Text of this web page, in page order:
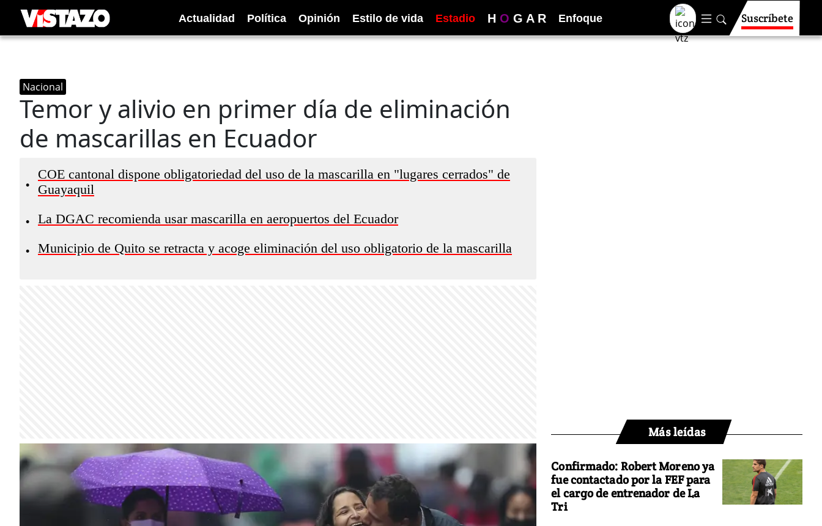
Actualidad Política Opinión Estilo de vida Estadio H O G A R Enfoque Suscríbete
Nacional
Temor y alivio en primer día de eliminación
de mascarillas en Ecuador
•
COE cantonal dispone obligatoriedad del uso de la mascarilla en "lugares cerrados" de
Guayaquil
• La DGAC recomienda usar mascarilla en aeropuertos del Ecuador
• Municipio de Quito se retracta y acoge eliminación del uso obligatorio de la mascarilla
Más leídas
Confirmado: Robert Moreno ya
fue contactado por la FEF para
el cargo de entrenador de La
Tri